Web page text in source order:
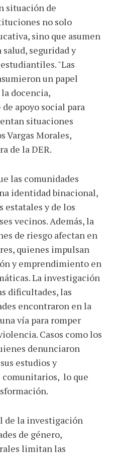
situación de
no solo
sino que asumen
seguridad y
"Las
un papel
docencia,
apoyo social para
situaciones
Vargas Morales,
de la DER.
las comunidades
identidad binacional,
estatales y de los
vecinos. Además, la
de riesgo afectan en
quienes impulsan
y emprendimiento en
La investigación
dificultades, las
encontraron en la
vía para romper
Casos como los
denunciaron
estudios y
lo que
de la investigación
de género,
limitan las